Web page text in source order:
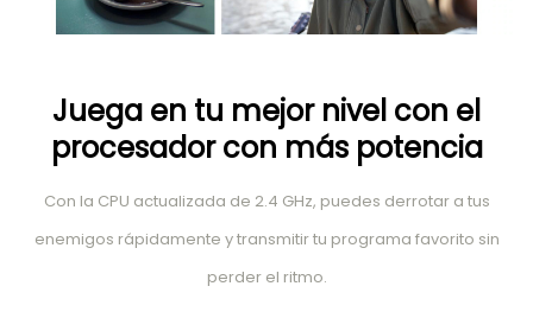
Juega en tu mejor nivel con el
procesador con más potencia
Con la CPU actualizada de 2.4 GHz, puedes derrotar a tus
enemigos rápidamente y transmitir tu programa favorito sin
perder el ritmo.